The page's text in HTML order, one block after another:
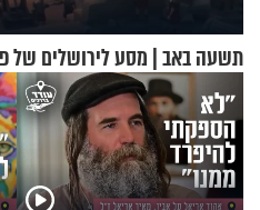
תשעה באב | מסע לירושלים של